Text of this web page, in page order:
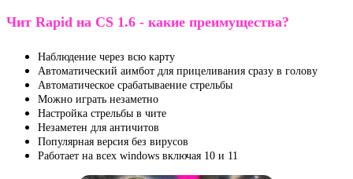
Чит Rapid на CS 1.6 - какие преимущества?
Наблюдение через всю карту
Автоматический аимбот для прицеливания сразу в голову
Автоматическое срабатываение стрельбы
Можно играть незаметно
Настройка стрельбы в чите
Незаметен для античитов
Популярная версия без вирусов
Работает на всех windows включая 10 и 11